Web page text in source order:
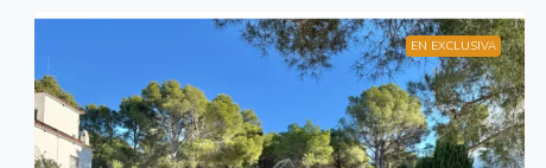
EN EXCLUSIVA